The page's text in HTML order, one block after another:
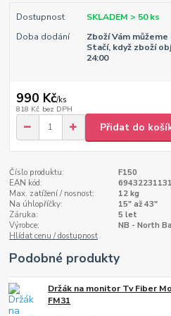
Dostupnost
SKLADEM > 50 ks
Doba dodání
Zboží Vám
Stačí, když zboží
24:00
990 Kč/ks
818 Kč bez DPH
Přidat do
Číslo produktu:
F150
EAN kód:
Max. zatížení / nosnost:
12 kg
Na úhlopříčky:
15" až 43"
Záruka:
5 let
Výrobce:
NB - North
Hlídat cenu / dostupnost
Podobné produkty
Držák na monitor Tv Fiber
FM31